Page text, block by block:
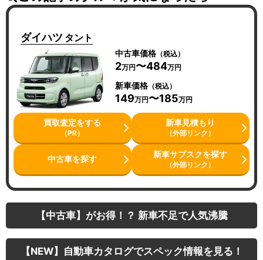
ダイハツ タント
中古車価格（税込）
2万円〜484万円
新車価格（税込）
149万円〜185万円
買取査定をする
（PR）
新車見積もり
（外部リンク）
中古車を探す 新車サブスクを探す
（外部リンク）
【中古車】がお得！？ 新車不足で人気沸騰
【NEW】自動車カタログでスペック情報を見る！